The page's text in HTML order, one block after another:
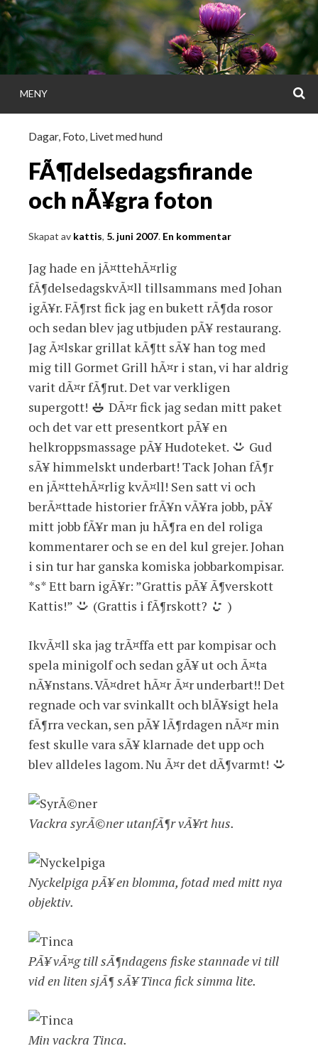
Gå
direkt
till
innehållet
i ord & bild
MENY
Dagar, Foto, Livet med hund
FÃ¶delsedagsfirande
och nÃ¥gra foton
Skapat av kattis, 5. juni 2007. En kommentar
Jag hade en jÃ¤ttehÃ¤rlig
fÃ¶delsedagskvÃ¤ll tillsammans med Johan
igÃ¥r. FÃ¶rst fick jag en bukett rÃ¶da rosor
och sedan blev jag utbjuden pÃ¥ restaurang.
Jag Ã¤lskar grillat kÃ¶tt sÃ¥ han tog med
mig till Gormet Grill hÃ¤r i stan, vi har aldrig
varit dÃ¤r fÃ¶rut. Det var verkligen
supergott!
DÃ¤r fick jag sedan mitt paket
och det var ett presentkort pÃ¥ en
helkroppsmassage pÃ¥ Hudoteket.
Gud
sÃ¥ himmelskt underbart! Tack Johan fÃ¶r
en jÃ¤ttehÃ¤rlig kvÃ¤ll! Sen satt vi och
berÃ¤ttade historier frÃ¥n vÃ¥ra jobb, pÃ¥
mitt jobb fÃ¥r man ju hÃ¶ra en del roliga
kommentarer och se en del kul grejer. Johan
i sin tur har ganska komiska jobbarkompisar.
*s* Ett barn igÃ¥r: ”Grattis pÃ¥ Ã¶verskott
Kattis!”
(Grattis i fÃ¶rskott? )
IkvÃ¤ll ska jag trÃ¤ffa ett par kompisar och
spela minigolf och sedan gÃ¥ ut och Ã¤ta
nÃ¥nstans. VÃ¤dret hÃ¤r Ã¤r underbart!! Det
regnade och var svinkallt och blÃ¥sigt hela
fÃ¶rra veckan, sen pÃ¥ lÃ¶rdagen nÃ¤r min
fest skulle vara sÃ¥ klarnade det upp och
blev alldeles lagom. Nu Ã¤r det dÃ¶varmt!
Vackra syrÃ©ner utanfÃ¶r vÃ¥rt hus.
Nyckelpiga pÃ¥ en blomma, fotad med mitt nya
objektiv.
PÃ¥ vÃ¤g till sÃ¶ndagens fiske stannade vi till
vid en liten sjÃ¶ sÃ¥ Tinca fick simma lite.
Min vackra Tinca.